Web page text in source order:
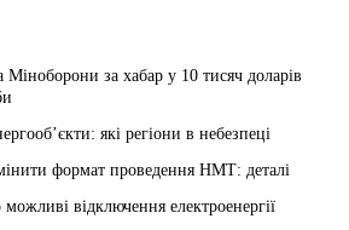
за хабар у 10 тисяч доларів
які регіони в небезпеці
формат проведення НМТ: деталі
відключення електроенергії